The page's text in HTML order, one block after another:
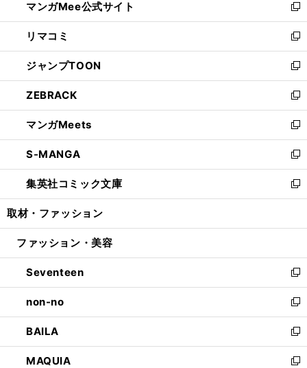
く
ド
ウ
で
開
く
ィ
ン
ド
ウ
で
開
く
い
ウ
ィ
ン
ド
ウ
で
開
く
マンガMee公式サイト
新
し
い
ウ
ィ
ン
ド
ウ
で
開
く
リマコミ
新
し
い
ウ
ィ
ン
ド
ウ
で
開
く
ジャンプTOON
新
し
い
ウ
ィ
ン
ド
ウ
で
開
ZEBRACK
新
し
い
ウ
ィ
ン
ド
ウ
開
マンガMeets
新
し
い
ウ
ィ
ン
ウ
開
く
S-MANGA
新
し
い
ウ
ン
ウ
で
開
く
集英社コミック文庫
新
し
ウ
ン
ド
ウ
で
開
く
取材・ファッション
ファッション・美容
Seventeen
新
し
い
ウ
ィ
ン
ド
non-no
新
し
い
ウ
ィ
BAILA
新
し
い
MAQUIA
新